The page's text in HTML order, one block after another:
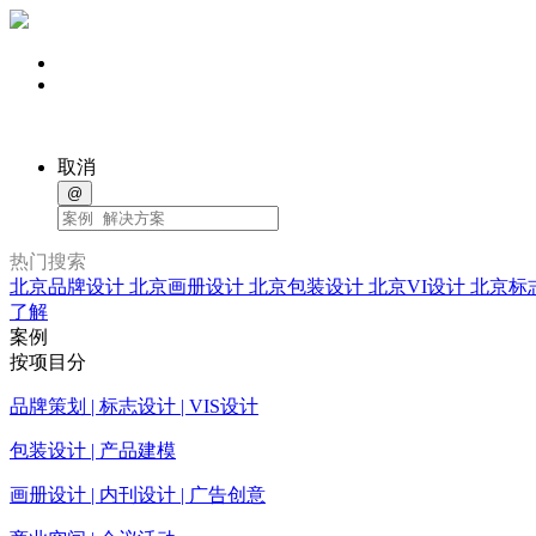
取消
@
热门搜索
北京品牌设计 北京画册设计 北京包装设计 北京VI设计 北京标
了解
案例
按项目分
品牌策划 | 标志设计 | VIS设计
包装设计 | 产品建模
画册设计 | 内刊设计 | 广告创意